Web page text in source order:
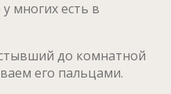
многих есть в
до комнатной
его пальцами.